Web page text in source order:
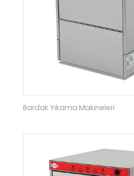
Bardak Yıkama Makineleri